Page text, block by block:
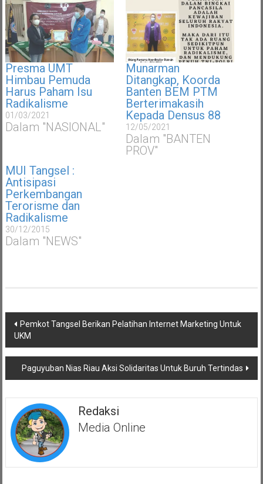
Presma UMT
Himbau Pemuda
Harus Paham Isu
Radikalisme
01/03/2021
Dalam "NASIONAL"
Munarman
Ditangkap, Koorda
Banten BEM PTM
Berterimakasih
Kepada Densus 88
12/05/2021
Dalam "BANTEN
PROV"
MUI Tangsel :
Antisipasi
Perkembangan
Terorisme dan
Radikalisme
30/12/2015
Dalam "NEWS"
Navigasi
pos
Pemkot Tangsel Berikan Pelatihan Internet Marketing Untuk
UKM
Paguyuban Nias Riau Aksi Solidaritas Untuk Buruh Tertindas
Redaksi
Media Online